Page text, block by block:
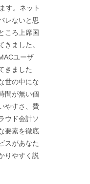
す。ネット
レないと思
ころ上席国
きました。
ユーザ
きました
世の中にな
間が無い個
やすさ、費
ウド会計ソ
要素を徹底
スがあなた
りやすく説